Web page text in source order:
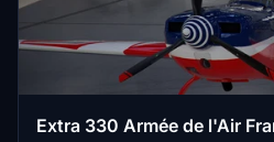
Extra 330 Armée de l'Air